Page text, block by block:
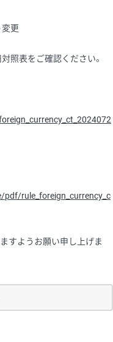
更
照表をご確認ください。
rule_foreign_currency_c
すようお願い申し上げま